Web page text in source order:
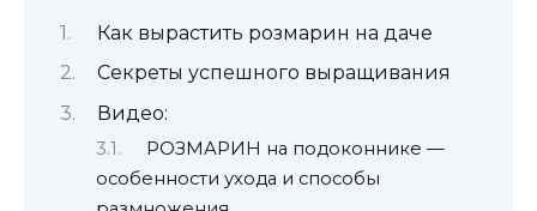
Как вырастить розмарин на даче
Секреты успешного выращивания
Видео:
РОЗМАРИН на подоконнике —
особенности ухода и способы